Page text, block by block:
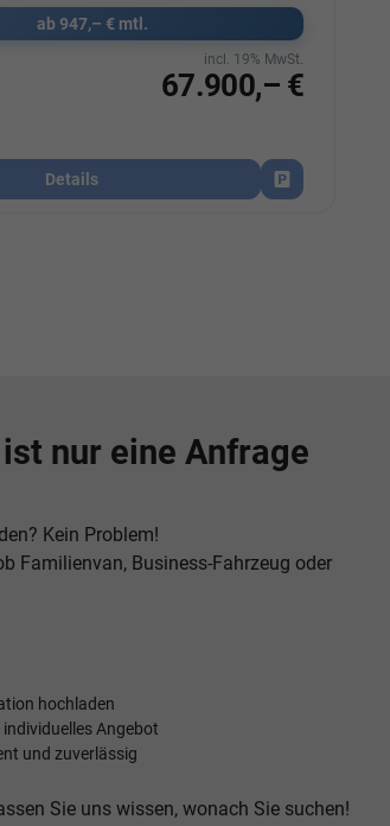
ab 947,– € mtl.
67.900,– €
incl. 19% MwSt.
Details
Fahrzeug parken
nur eine Anfrage
Kein Problem!
Familienvan, Business-Fahrzeug oder
hochladen
Angebot
und zuverlässig
Sie uns wissen, wonach Sie suchen!